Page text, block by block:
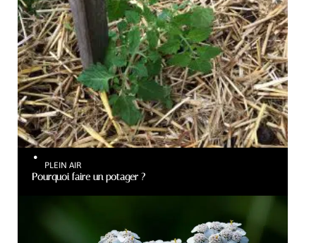
PLEIN AIR
Pourquoi faire un potager ?